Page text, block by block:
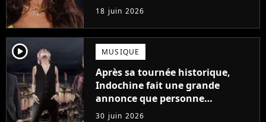
18 juin 2026
player2 MUSIQUE
Après sa tournée historique,
Indochine fait une grande
annonce que personne
n'attendait
30 juin 2026